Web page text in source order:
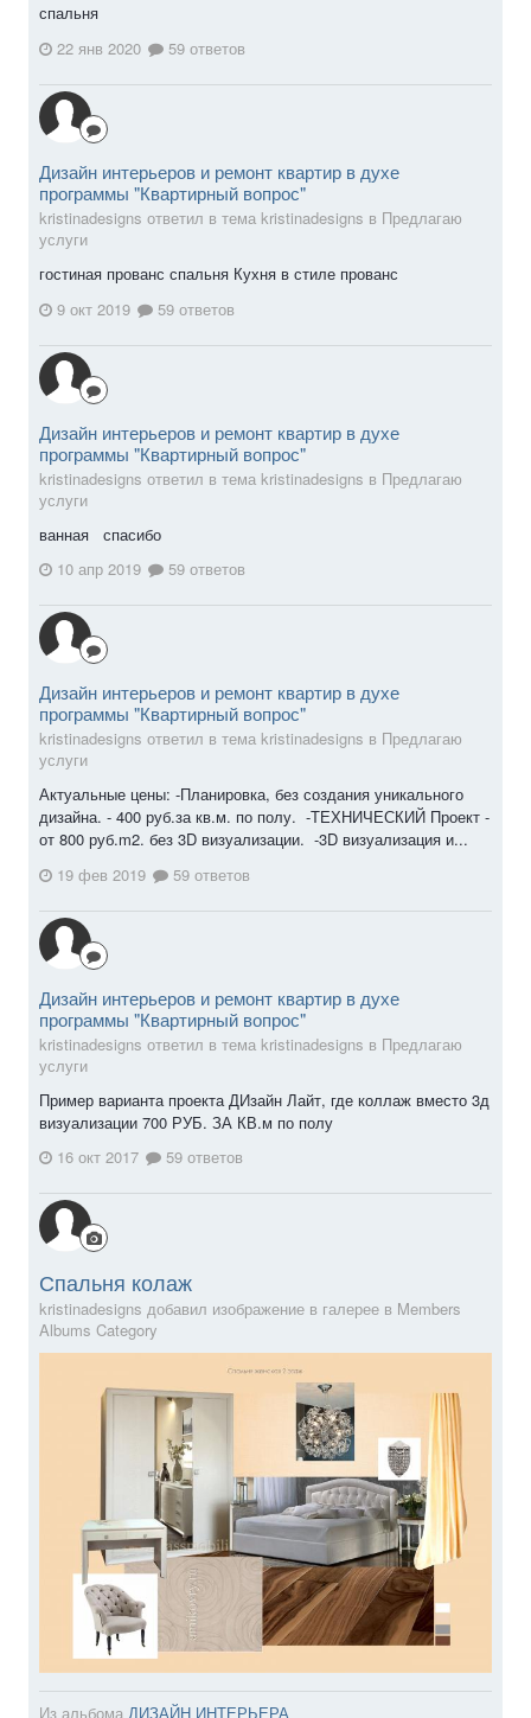
спальня
22 янв 2020
59 ответов
Дизайн интерьеров и ремонт квартир в духе
программы "Квартирный вопрос"
kristinadesigns ответил в тема kristinadesigns в Предлагаю
услуги
гостиная прованс спальня Кухня в стиле прованс
9 окт 2019
59 ответов
Дизайн интерьеров и ремонт квартир в духе
программы "Квартирный вопрос"
kristinadesigns ответил в тема kristinadesigns в Предлагаю
услуги
ванная спасибо
10 апр 2019
59 ответов
Дизайн интерьеров и ремонт квартир в духе
программы "Квартирный вопрос"
kristinadesigns ответил в тема kristinadesigns в Предлагаю
услуги
Актуальные цены: -Планировка, без создания уникального
дизайна. - 400 руб.за кв.м. по полу. -ТЕХНИЧЕСКИЙ Проект -
от 800 руб.m2. без 3D визуализации. -3D визуализация и...
19 фев 2019
59 ответов
Дизайн интерьеров и ремонт квартир в духе
программы "Квартирный вопрос"
kristinadesigns ответил в тема kristinadesigns в Предлагаю
услуги
Пример варианта проекта ДИзайн Лайт, где коллаж вместо 3д
визуализации 700 РУБ. ЗА КВ.м по полу
16 окт 2017
59 ответов
Спальня колаж
kristinadesigns добавил изображение в галерее в Members
Albums Category
Из альбома ДИЗАЙН ИНТЕРЬЕРА